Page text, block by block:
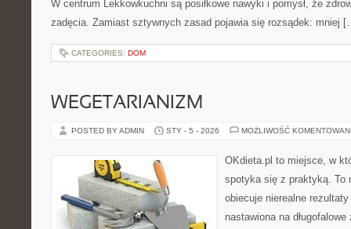
W centrum Lekkowkuchni są posiłkowe nawyki i pomysł, że
zadęcia. Zamiast sztywnych zasad pojawia się rozsądek: mniej
CATEGORIES: DOM
WEGETARIANIZM
POSTED BY ADMIN STY - 5 - 2026 MOŻLIWOŚĆ
OKdieta.pl to miejsce, w
spotyka się z praktyką. To
obiecuje nierealne
nastawiona na